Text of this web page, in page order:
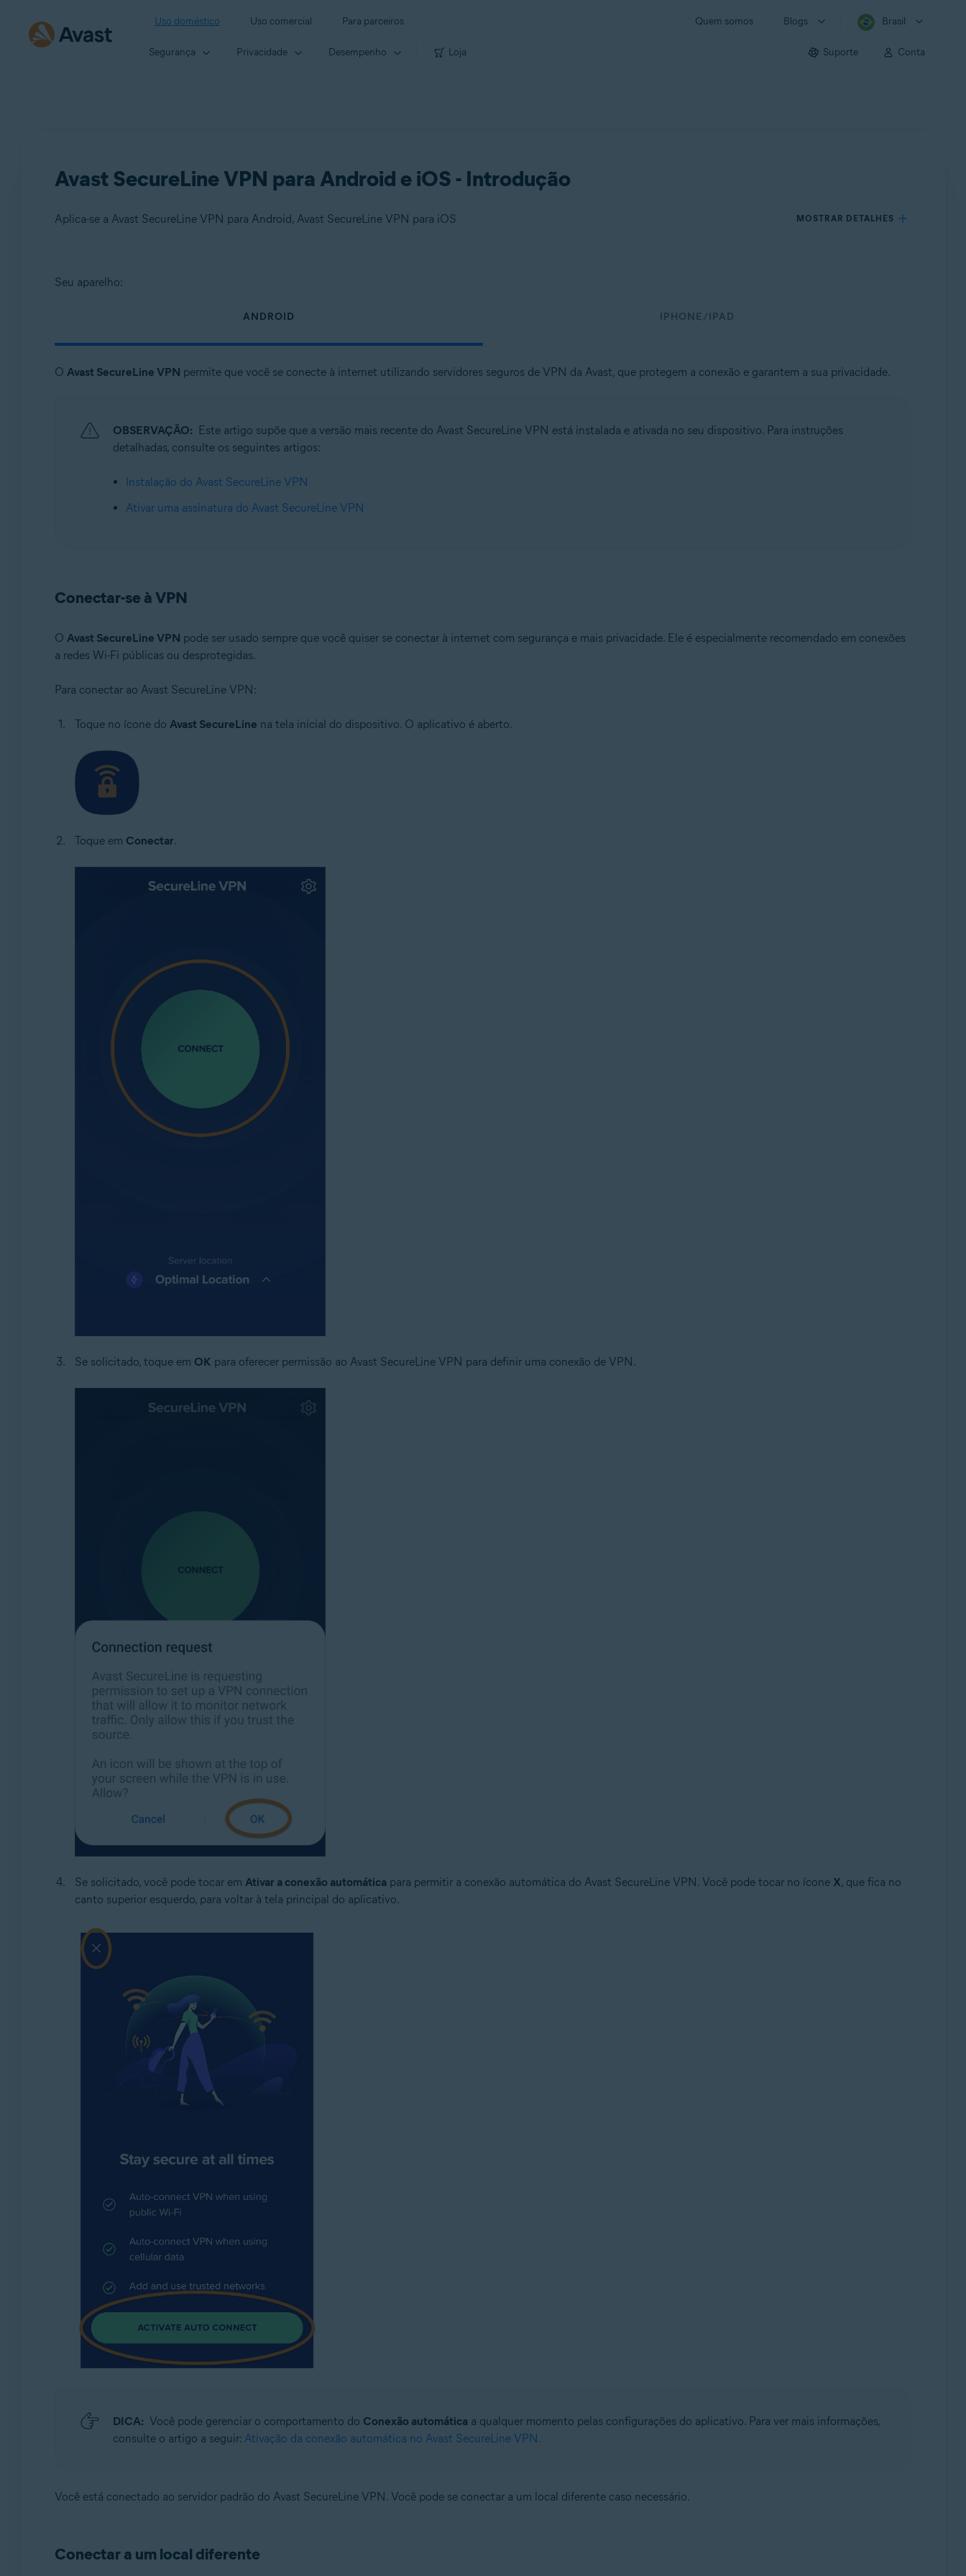
Uso doméstico Uso comercial Para parceiros Quem somos Blogs Brasil
Segurança Privacidade Desempenho Loja Suporte Conta
Avast SecureLine VPN para Android e iOS - Introdução
Aplica-se a Avast SecureLine VPN para Android, Avast SecureLine VPN para iOS MOSTRAR DETALHES
Produtos:
Sistemas operacionais:
Google Android 6.0 (Lollipop, API 23) ou posterior
Seu aparelho:
ANDROID IPHONE/IPAD
O Avast SecureLine VPN permite que você se conecte à internet utilizando servidores seguros de VPN da Avast, que protegem a conexão e garantem a sua privacidade.
OBSERVAÇÃO: Este artigo supõe que a versão mais recente do Avast SecureLine VPN está instalada e ativada no seu dispositivo. Para instruções
detalhadas, consulte os seguintes artigos:
Instalação do Avast SecureLine VPN
Ativar uma assinatura do Avast SecureLine VPN
Conectar-se à VPN
O Avast SecureLine VPN pode ser usado sempre que você quiser se conectar à internet com segurança e mais privacidade. Ele é especialmente recomendado em conexões
a redes Wi-Fi públicas ou desprotegidas.
Para conectar ao Avast SecureLine VPN:
Toque no ícone do Avast SecureLine na tela inicial do dispositivo. O aplicativo é aberto.
Toque em Conectar.
Se solicitado, toque em OK para oferecer permissão ao Avast SecureLine VPN para definir uma conexão de VPN.
Se solicitado, você pode tocar em Ativar a conexão automáticapara permitir a conexão automática do Avast SecureLine VPN. Você pode tocar no ícone X, que fica no
canto superior esquerdo, para voltar à tela principal do aplicativo.
DICA: Você pode gerenciar o comportamento do Conexão automáticaa qualquer momento pelas configurações do aplicativo. Para ver mais informações,
consulte o artigo a seguir: Ativação da conexão automática no Avast SecureLine VPN.
Você está conectado ao servidor padrão do Avast SecureLine VPN. Você pode se conectar a um local diferente caso necessário.
Conectar a um local diferente